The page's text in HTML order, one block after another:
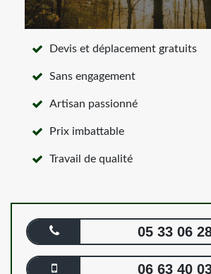
Devis et déplacement gratuits
Sans engagement
Artisan passionné
Prix imbattable
Travail de qualité
05 33 06
06 63 40